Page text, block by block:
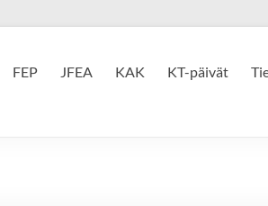
FEP JFEA KAK KT-päivät